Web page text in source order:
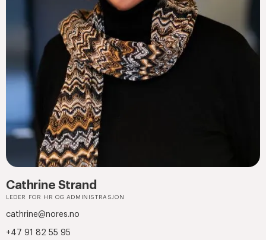
Cathrine Strand
LEDER FOR HR OG ADMINISTRASJON
cathrine@nores.no
+47 91 82 55 95